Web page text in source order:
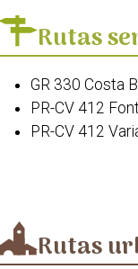
Paratge de la
Església de
Ermita del Crist
Museu
Rutas
GR 330 Costa
PR-CV 412
PR-CV 412
Rutas